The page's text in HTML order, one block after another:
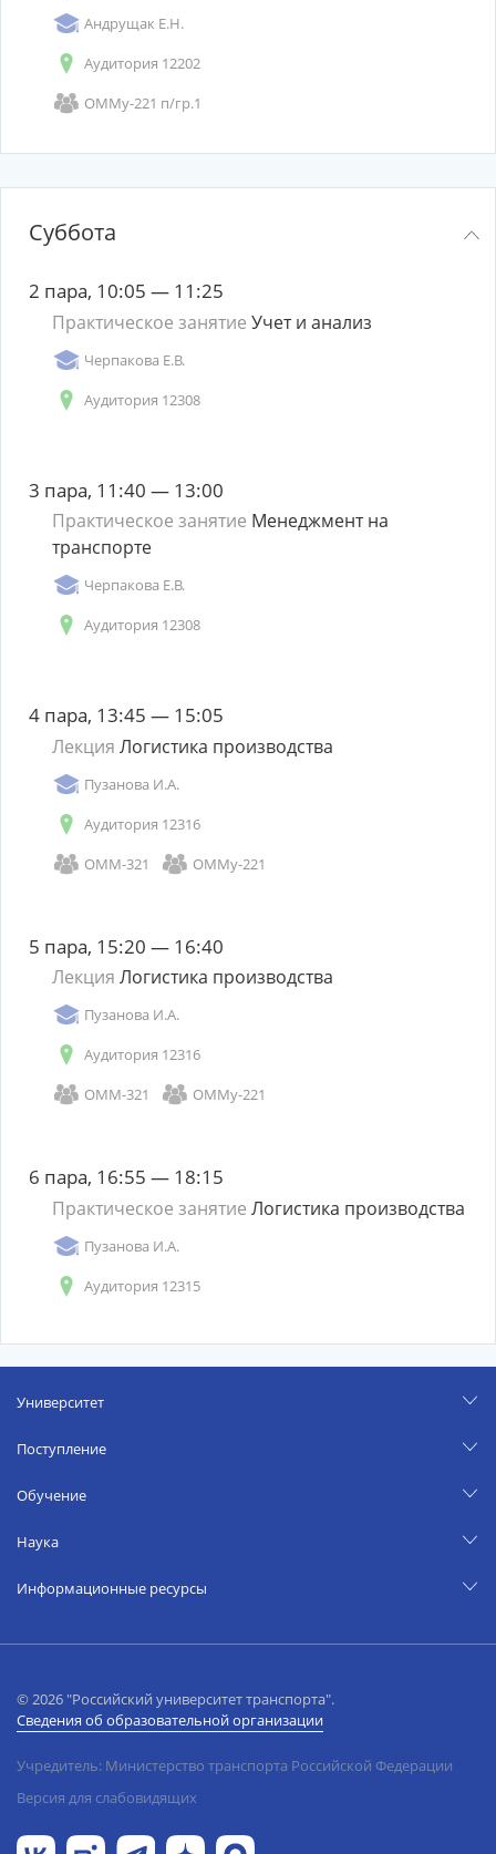
Андрущак Е.Н.
Аудитория 12202
ОММу-221 п/гр.1
Суббота
2 пара, 10:05 — 11:25
Практическое занятие Учет и анализ
Черпакова Е.В.
Аудитория 12308
3 пара, 11:40 — 13:00
Практическое занятие Менеджмент на
транспорте
Черпакова Е.В.
Аудитория 12308
4 пара, 13:45 — 15:05
Лекция Логистика производства
Пузанова И.А.
Аудитория 12316
ОММ-321
ОММу-221
5 пара, 15:20 — 16:40
Лекция Логистика производства
Пузанова И.А.
Аудитория 12316
ОММ-321
ОММу-221
6 пара, 16:55 — 18:15
Практическое занятие Логистика производства
Пузанова И.А.
Аудитория 12315
Университет
Поступление
Обучение
Наука
Информационные ресурсы
© 2026 "Российский университет транспорта".
Сведения об образовательной организации
Учредитель: Министерство транспорта Российской Федерации
Версия для слабовидящих